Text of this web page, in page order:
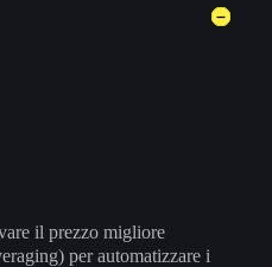
il prezzo migliore
per automatizzare i